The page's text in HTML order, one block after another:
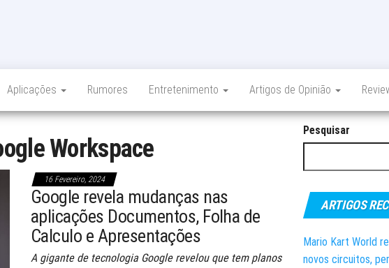
Aplicações Rumores Entretenimento Artigos de Opinião
Workspace
16 Fevereiro, 2024
Google revela mudanças nas
aplicações Documentos, Folha de
Calculo e Apresentações
A gigante de tecnologia Google revelou que tem planos
Pesquisar
ARTIGOS
Mario Kart World
novos circuitos,